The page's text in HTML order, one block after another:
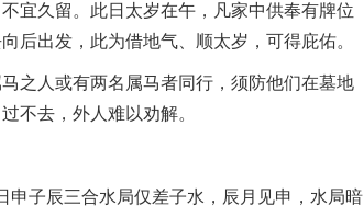
宜久留。此日太岁在午，凡家中供奉有牌位
后出发，此为借地气、顺太岁，可得庇佑。
之人或有两名属马者同行，须防他们在墓地
不去，外人难以劝解。
申子辰三合水局仅差子水，辰月见申，水局暗